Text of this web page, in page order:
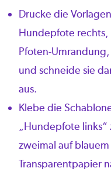
Drucke die
Hundepfote rechts,
Pfoten-Umrandung,
und schneide sie
aus.
Klebe die
„Hundepfote links“
zweimal auf
Transparentpapier